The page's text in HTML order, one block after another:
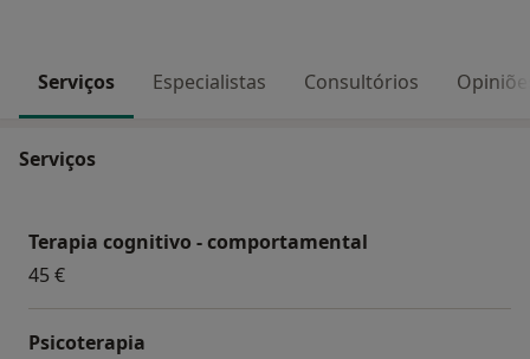
Serviços Especialistas Consultórios
Serviços
Terapia cognitivo - comportamental
45 €
Psicoterapia